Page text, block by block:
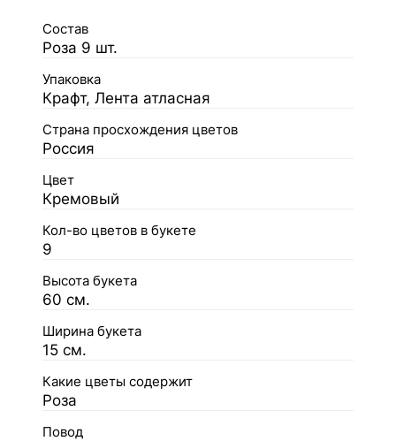
Состав
Роза 9 шт.
Упаковка
Крафт, Лента атласная
Страна просхождения цветов
Россия
Цвет
Кремовый
Кол-во цветов в букете
9
Высота букета
60 см.
Ширина букета
15 см.
Какие цветы содержит
Роза
Повод